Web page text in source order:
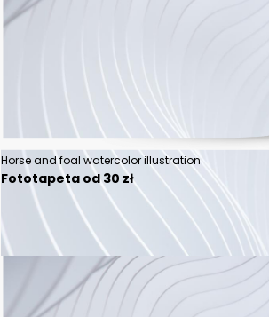
Horse and foal watercolor illustration
Fototapeta od 30 zł